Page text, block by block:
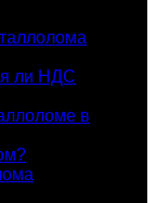
ли НДС
в